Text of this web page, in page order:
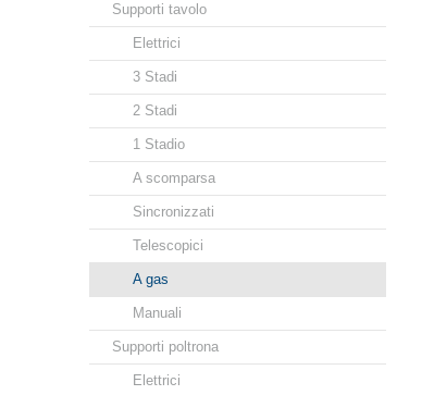
Supporti tavolo
Elettrici
3 Stadi
2 Stadi
1 Stadio
A scomparsa
Sincronizzati
Telescopici
A gas
Manuali
Supporti poltrona
Elettrici